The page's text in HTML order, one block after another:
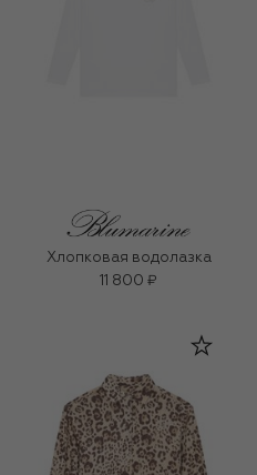
Хлопковая водолазка
11 800 ₽